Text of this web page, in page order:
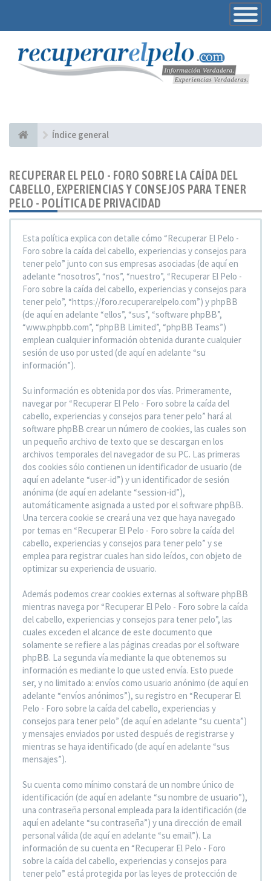
Toggle
Índice general
RECUPERAR EL PELO - FORO SOBRE LA CAÍDA DEL
CABELLO, EXPERIENCIAS Y CONSEJOS PARA TENER
PELO - POLÍTICA DE PRIVACIDAD
Esta política explica con detalle cómo “Recuperar El Pelo -
Foro sobre la caída del cabello, experiencias y consejos para
tener pelo” junto con sus empresas asociadas (de aquí en
adelante “nosotros”, “nos”, “nuestro”, “Recuperar El Pelo -
Foro sobre la caída del cabello, experiencias y consejos para
tener pelo”, “https://foro.recuperarelpelo.com”) y phpBB
(de aquí en adelante “ellos”, “sus”, “software phpBB”,
“www.phpbb.com”, “phpBB Limited”, “phpBB Teams”)
emplean cualquier información obtenida durante cualquier
sesión de uso por usted (de aquí en adelante “su
información”).
Su información es obtenida por dos vías. Primeramente,
navegar por “Recuperar El Pelo - Foro sobre la caída del
cabello, experiencias y consejos para tener pelo” hará al
software phpBB crear un número de cookies, las cuales son
un pequeño archivo de texto que se descargan en los
archivos temporales del navegador de su PC. Las primeras
dos cookies sólo contienen un identificador de usuario (de
aquí en adelante “user-id”) y un identificador de sesión
anónima (de aquí en adelante “session-id”),
automáticamente asignada a usted por el software phpBB.
Una tercera cookie se creará una vez que haya navegado
por temas en “Recuperar El Pelo - Foro sobre la caída del
cabello, experiencias y consejos para tener pelo” y se
emplea para registrar cuales han sido leídos, con objeto de
optimizar su experiencia de usuario.
Además podemos crear cookies externas al software phpBB
mientras navega por “Recuperar El Pelo - Foro sobre la caída
del cabello, experiencias y consejos para tener pelo”, las
cuales exceden el alcance de este documento que
solamente se refiere a las páginas creadas por el software
phpBB. La segunda vía mediante la que obtenemos su
información es mediante lo que usted envía. Esto puede
ser, y no limitado a: envíos como usuario anónimo (de aquí en
adelante “envíos anónimos”), su registro en “Recuperar El
Pelo - Foro sobre la caída del cabello, experiencias y
consejos para tener pelo” (de aquí en adelante “su cuenta”)
y mensajes enviados por usted después de registrarse y
mientras se haya identificado (de aquí en adelante “sus
mensajes”).
Su cuenta como mínimo constará de un nombre único de
identificación (de aquí en adelante “su nombre de usuario”),
una contraseña personal empleada para la identificación (de
aquí en adelante “su contraseña”) y una dirección de email
personal válida (de aquí en adelante “su email”). La
información de su cuenta en “Recuperar El Pelo - Foro
sobre la caída del cabello, experiencias y consejos para
tener pelo” está protegida por las leyes de protección de